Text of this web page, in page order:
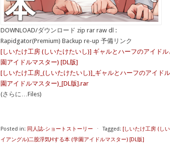
DOWNLOAD/ダウンロード zip rar raw dl :
Rapidgator(Premium) Backup re-up 予備リンク
[しいたけ工房 (しいたけたいし)] ギャルとハーフのアイド
園アイドルマスター) [DL版]
[しいたけ工房_(しいたけたいし)]_ギャルとハーフのアイド
園アイドルマスター)_[DL版].rar
(さらに…Files)
Posted in: 同人誌-ショートストーリー ⋅ Tagged: [しいたけ工房 (し
イアングル)二股浮気Hする本 (学園アイドルマスター) [DL版]